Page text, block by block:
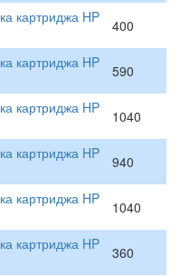
картриджа HP
400
картриджа HP
590
картриджа HP
1040
картриджа HP
940
картриджа HP
1040
картриджа HP
360